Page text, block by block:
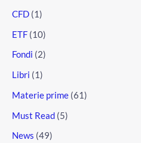
CFD (1)
ETF (10)
Fondi (2)
Libri (1)
Materie prime (61)
Must Read (5)
News (49)